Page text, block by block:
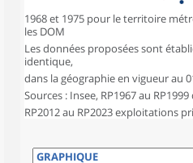
1968 et 1975 pour le territoire
les DOM
Les données proposées sont
identique,
dans la géographie en vigueur au
Sources : Insee, RP1967 au
RP2012 au RP2023 exploitations